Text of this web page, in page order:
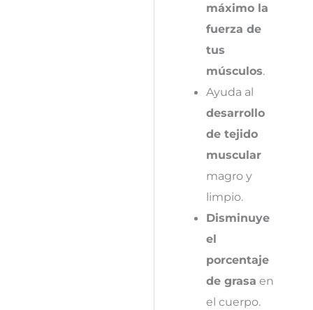
máximo la
fuerza de
tus
músculos.
Ayuda al
desarrollo
de tejido
muscular
magro y
limpio.
Disminuye
el
porcentaje
de grasa en
el cuerpo.